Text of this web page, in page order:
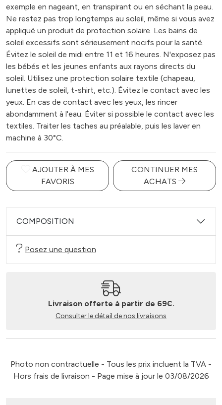
exemple en nageant, en transpirant ou en séchant la peau.
Ne restez pas trop longtemps au soleil, même si vous avez
appliqué un produit de protection solaire. Les bains de
soleil excessifs sont sérieusement nocifs pour la santé.
Évitez le soleil de midi entre 11 et 16 heures. N'exposez pas
les bébés et les jeunes enfants aux rayons directs du
soleil. Utilisez une protection solaire textile (chapeau,
lunettes de soleil, t-shirt, etc.). Évitez le contact avec les
yeux. En cas de contact avec les yeux, les rincer
abondamment à l'eau. Éviter si possible le contact avec les
textiles. Traiter les taches au préalable, puis les laver en
machine à 30°C.
AJOUTER À MES
FAVORIS
CONTINUER MES
ACHATS
COMPOSITION
Posez une question
Livraison offerte à partir de 69€.
Consulter le détail de nos livraisons
Photo non contractuelle - Tous les prix incluent la TVA -
Hors frais de livraison - Page mise à jour le 03/08/2026